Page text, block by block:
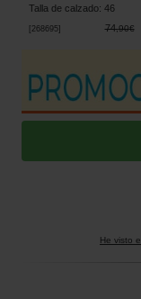
Talla de calzado: 46
268695] 74,90€
He visto